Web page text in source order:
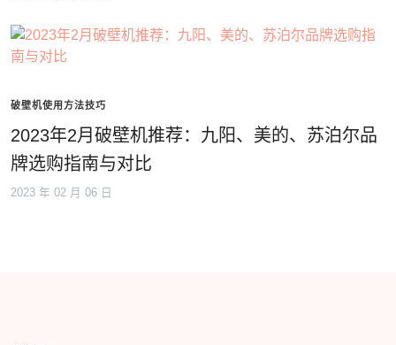
破壁机使用方法技巧
2023年2月破壁机推荐：九阳、美的、苏泊尔品
牌选购指南与对比
2023 年 02 月 06 日